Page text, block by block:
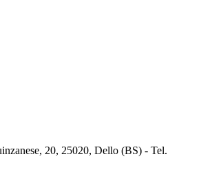
20, 25020, Dello (BS) - Tel.